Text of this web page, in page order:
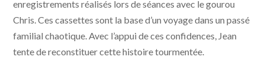
enregistrements réalisés lors de séances avec le gourou
Chris. Ces cassettes sont la base d’un voyage dans un passé
familial chaotique. Avec l’appui de ces confidences, Jean
tente de reconstituer cette histoire tourmentée.